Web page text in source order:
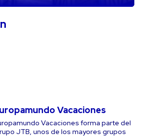
Vacaciones
Vacaciones forma parte del
JTB, unos de los mayores grupos